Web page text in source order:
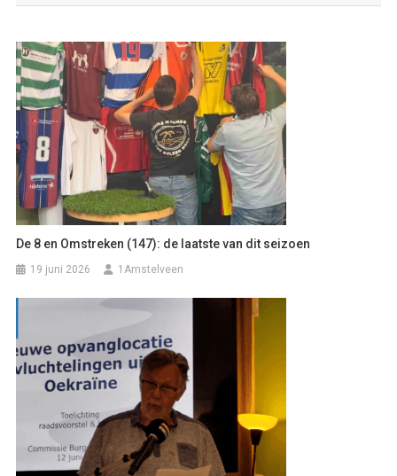
De 8 en Omstreken (147): de laatste van dit seizoen
19 juni 2026 1Amstelveen